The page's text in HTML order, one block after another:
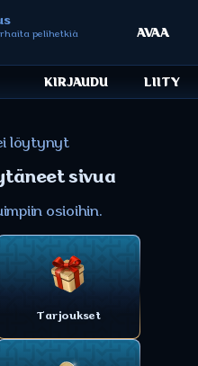
pelihetkiä
AVAA
KIRJAUDU LIITY
löytynyt
sivua
osioihin.
Tarjoukset